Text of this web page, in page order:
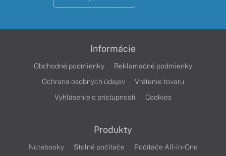
Informácie
Obchodné podmienky
Reklamačné podmienky
Ochrana osobných údajov
Vrátenie tovaru
Vyhlásenie o prístupnosti
Cookies
Produkty
Notebooky Stolné počítače
Počítače All-in-One